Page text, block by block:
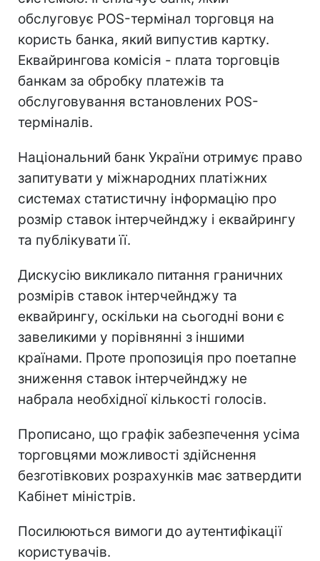
обслуговує POS-термінал торговця на
користь банка, який випустив картку.
Еквайрингова комісія - плата торговців
банкам за обробку платежів та
обслуговування встановлених POS-
терміналів.
Національний банк України отримує право
запитувати у міжнародних платіжних
системах статистичну інформацію про
розмір ставок інтерчейнджу і еквайрингу
та публікувати її.
Дискусію викликало питання граничних
розмірів ставок інтерчейнджу та
еквайрингу, оскільки на сьогодні вони є
завеликими у порівнянні з іншими
країнами. Проте пропозиція про поетапне
зниження ставок інтерчейнджу не
набрала необхідної кількості голосів.
Прописано, що графік забезпечення усіма
торговцями можливості здійснення
безготівкових розрахунків має затвердити
Кабінет міністрів.
Посилюються вимоги до аутентифікації
користувачів.